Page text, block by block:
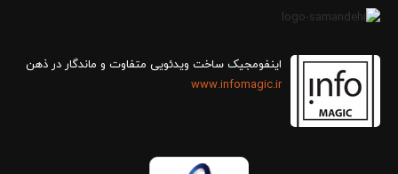
اینفومجیک ساخت ویدئویی متفاوت و ماندگار در ذهن
www.infomagic.ir